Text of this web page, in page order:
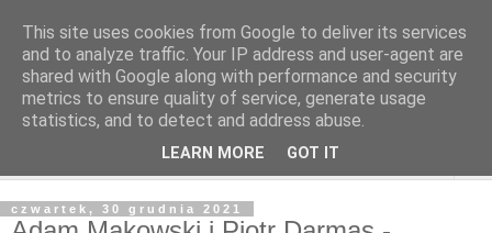
czwartek, 30 grudnia 2021
This site uses cookies from Google to deliver its services
and to analyze traffic. Your IP address and user-agent are
shared with Google along with performance and security
metrics to ensure quality of service, generate usage
statistics, and to detect and address abuse.
LEARN MORE GOT IT